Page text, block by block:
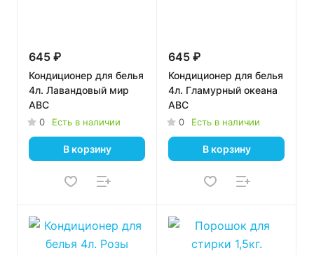
645 ₽
Кондиционер для белья
4л. Лавандовый мир
ABC
0 Есть в наличии
В корзину
645 ₽
Кондиционер для белья
4л. Гламурный океана
ABC
0 Есть в наличии
В корзину